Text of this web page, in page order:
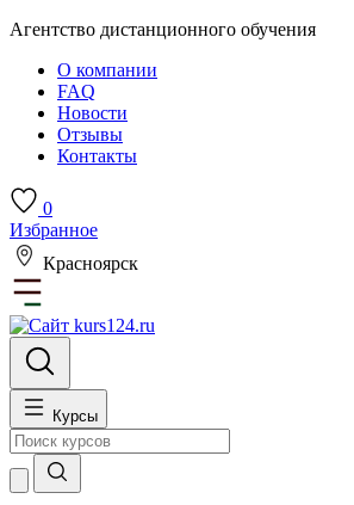
Агентство дистанционного обучения
О компании
FAQ
Новости
Отзывы
Контакты
0
Избранное
Красноярск
Курсы